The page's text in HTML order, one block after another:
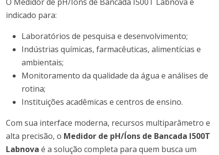
indicado para:
Laboratórios de pesquisa e desenvolvimento;
Indústrias químicas, farmacêuticas, alimentícias e
ambientais;
Monitoramento da qualidade da água e análises de
rotina;
Instituições acadêmicas e centros de ensino.
Com sua interface moderna, recursos multiparâmetro e
alta precisão, o Medidor de pH/Íons de Bancada I500T
Labnova é a solução completa para quem busca um